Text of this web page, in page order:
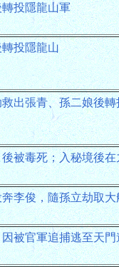
投隱龍山軍
投隱龍山
出張青、孫二娘後
被毒死；入秘境後
李俊，隨孫立劫取
被官軍追捕逃至天